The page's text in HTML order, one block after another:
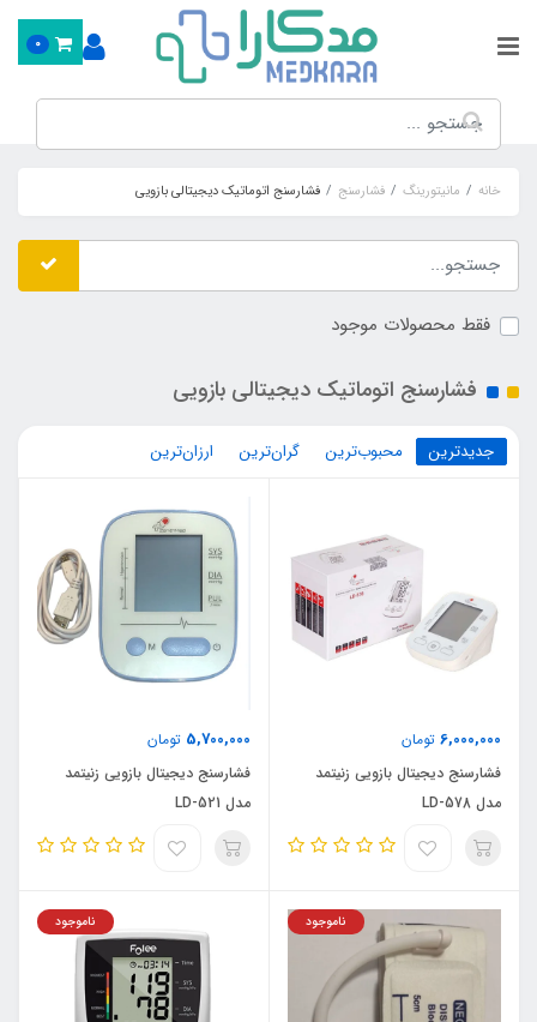
0
خانه مانیتورینگ فشارسنج فشارسنج اتوماتیک دیجیتالی بازویی
فقط محصولات موجود
فشارسنج اتوماتیک دیجیتالی بازویی
جدیدترین محبوب‌ترین گران‌ترین ارزان‌ترین
6,000,000 تومان
فشارسنج دیجیتال بازویی زنیتمد
مدل LD-578
5,700,000 تومان
فشارسنج دیجیتال بازویی زنیتمد
مدل LD-521
ناموجود ناموجود